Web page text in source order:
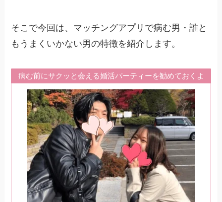
そこで今回は、マッチングアプリで病む男・誰と
もうまくいかない男の特徴を紹介します。
病む前にサクッと会える婚活パーティーを勧めておくよ